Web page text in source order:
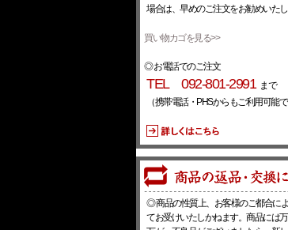
場合は、早めのご注文をお勧めいたし
買い物カゴを見る>>
◎ お電話でのご注文
TEL 092-801-2991 まで
（携帯電話・PHSからもご利用可能で
◎ 商品の性質上、お客様のご都合に
てお受けいたしかねます。商品には